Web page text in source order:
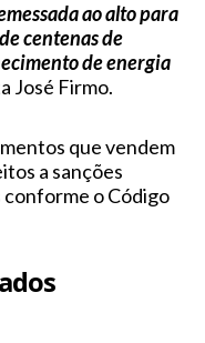
ao alto para
centenas de
de energia
José Firmo.
que vendem
a sanções
conforme o Código